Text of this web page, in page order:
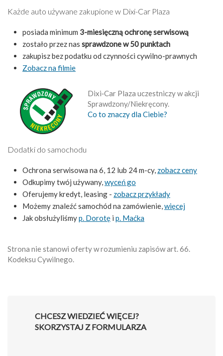
Każde auto używane zakupione w Dixi-Car Plaza
posiada minimum 3-miesięczną ochronę serwisową
zostało przez nas sprawdzone w 50 punktach
zakupisz bez podatku od czynności cywilno-prawnych
Zobacz na filmie
Dixi‑Car Plaza uczestniczy w akcji
Sprawdzony/Niekręcony.
Co to znaczy dla Ciebie?
Dodatki do samochodu
Ochrona serwisowa na 6, 12 lub 24 m-cy, zobacz ceny
Odkupimy twój używany,wyceń go
Oferujemy kredyt, leasing - zobacz przykłady
Możemy znaleźć samochód na zamówienie,więcej
Jak obsłużyliśmyp. Dorotę i p. Maćka
Strona nie stanowi oferty w rozumieniu zapisów art. 66.
Kodeksu Cywilnego.
CHCESZ WIEDZIEĆ WIĘCEJ?
SKORZYSTAJ Z FORMULARZA